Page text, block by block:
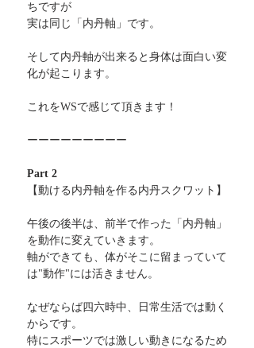
ちですが
実は同じ「内丹軸」です。
そして内丹軸が出来ると身体は面白い変
化が起こります。
これをWSで感じて頂きます！
ーーーーーーーーー
Part 2
【動ける内丹軸を作る内丹スクワット】
午後の後半は、前半で作った「内丹軸」
を動作に変えていきます。
軸ができても、体がそこに留まっていて
は"動作"には活きません。
なぜならば四六時中、日常生活では動く
からです。
特にスポーツでは激しい動きになるため